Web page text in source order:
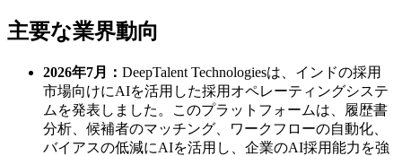
主要な業界動向
2026年7月： DeepTalent Technologiesは、インドの採用
市場向けにAIを活用した採用オペレーティングシステ
ムを発表しました。このプラットフォームは、履歴書
分析、候補者のマッチング、ワークフローの自動化、
バイアスの低減にAIを活用し、企業のAI採用能力を強